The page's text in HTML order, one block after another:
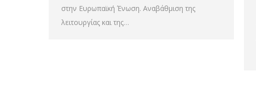
στην Ευρωπαϊκή Ένωση. Αναβάθμιση της
λειτουργίας και της…